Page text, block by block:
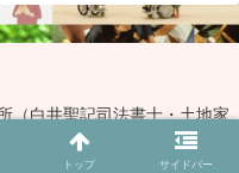
（白井聖記司法書士・土地家
Rights Reserved.
トップ サイドバー